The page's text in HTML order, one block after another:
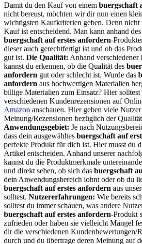
Damit du den Kauf von einem buergschaft
nicht bereust, möchten wir dir nun einen
wichtigsten Kaufkriterien geben. Denn nicht
Kauf ist entscheidend. Man kann anhand
buergschaft auf erstes anfordern-
dieser auch gerechtfertigt ist und ob das
gut ist. Die Qualität: Anhand verschiedener
kannst du erkennen, ob die Qualität des
anfordern gut oder schlecht ist. Wurde das
anfordern aus hochwertigen Materialien
billige Materialien zum Einsatz? Hier
verschiedenen Kundenrezensionen auf
Amazon anschauen. Hier geben viele
Meinung/Rezensionen bezüglich der
Anwendungsgebiet: Je nach
dass dein ausgewähltes buergschaft auf
perfekte Produkt für dich ist. Hier musst du
Artikel entscheiden. Anhand unserer
kannst du die Produktmerkmale
und direkt sehen, ob sich das buergschaft
dein Anwendungsbereich lohnt oder ob du
buergschaft auf erstes anfordern aus
solltest. Nutzererfahrungen: Wie bereits
solltest du immer schauen, was andere
buergschaft auf erstes anfordern-Produkt
zufrieden oder haben sie vielleicht Mängel
dir die verschiedenen Kundenbewertungen/
durch und du übertrage deren Meinung auf